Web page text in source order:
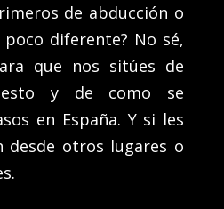
de abducción o
diferente? No sé,
que nos sitúes de
esto y de como se
en España. Y si les
desde otros lugares o